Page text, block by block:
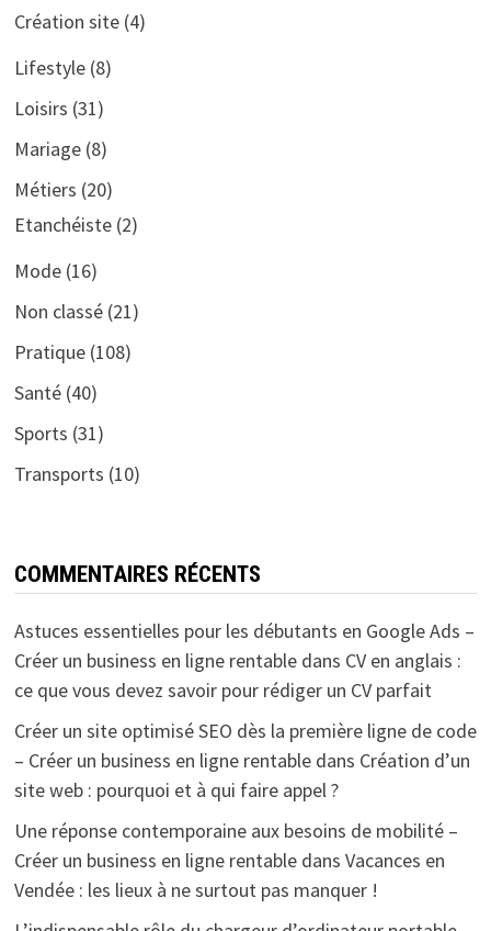
Création site(4)
Lifestyle(8)
Loisirs (31)
Mariage(8)
Métiers (20)
Etanchéiste(2)
Mode(16)
Non classé(21)
Pratique(108)
Santé(40)
Sports (31)
Transports (10)
COMMENTAIRES RÉCENTS
Astuces essentielles pour les débutants en Google Ads –
Créer un business en ligne rentabledans CV en anglais :
ce que vous devez savoir pour rédiger un CV parfait
Créer un site optimisé SEO dès la première ligne de code
– Créer un business en ligne rentabledans Création d’un
site web : pourquoi et à qui faire appel ?
Une réponse contemporaine aux besoins de mobilité –
Créer un business en ligne rentabledans Vacances en
Vendée : les lieux à ne surtout pas manquer !